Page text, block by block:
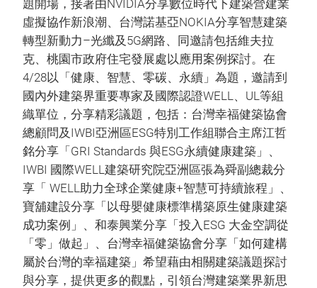
題開場，接著由NVIDIA分享數位時代下建築營建業
虛擬協作新浪潮、台灣諾基亞NOKIA分享智慧建築
轉型新動力–光纖及5G網路、同邀請包括維夫拉
克、桃園市政府住宅發展處以應用案例探討。在
4/28以「健康、智慧、零碳、永續」為題，邀請到
國內外建築界重要專家及國際認證WELL、UL等組
織單位，分享精彩議題，包括：台灣幸福健築協會
總顧問及IWBI亞洲區ESG特別工作組聯合主席江哲
銘分享「GRI Standards 與ESG永續健康建築」、
IWBI 國際WELL建築研究院亞洲區張為舜副總裁分
享「 WELL助力全球企業健康+智慧可持續旅程」、
寶舖建設分享「以母嬰健康標準構築原生健康建築
成功案例」、和泰興業分享「投入ESG 大金空調從
「零」做起」、台灣幸福健築協會分享「如何建構
屬於台灣的幸福建築」希望藉由相關建築議題探討
與分享，提供更多的觀點，引領台灣建築業界新思